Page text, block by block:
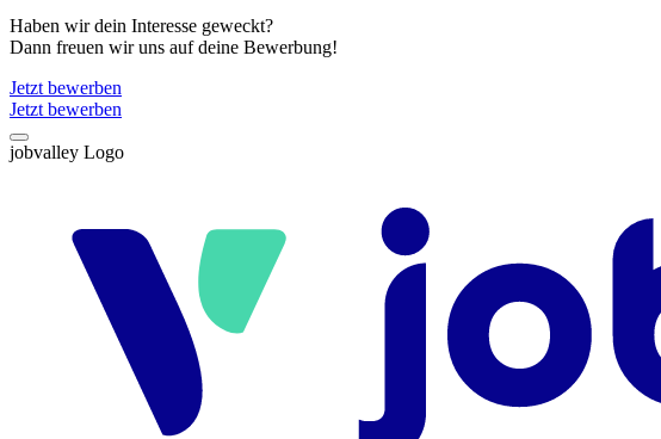
Haben wir dein Interesse geweckt?
Dann freuen wir uns auf deine Bewerbung!
Jetzt bewerben
Jetzt bewerben
jobvalley Logo